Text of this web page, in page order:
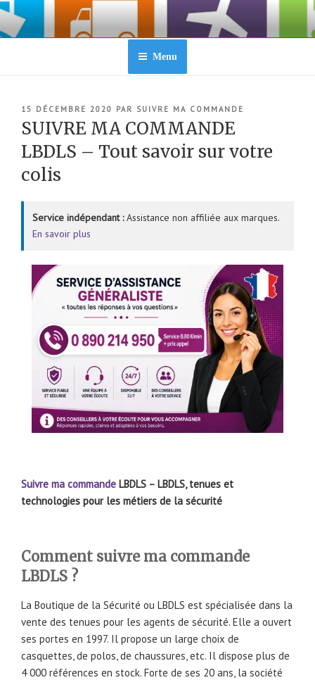
Aller
contenu
Menu
PUBLIÉ
LE
15 DÉCEMBRE 2020 PAR SUIVRE MA COMMANDE
SUIVRE MA COMMANDE
LBDLS – Tout savoir sur votre
colis
Service indépendant :Assistance non affiliée aux marques.
En savoir plus
Suivre ma commande LBDLS – LBDLS, tenues et
technologies pour les métiers de la sécurité
Comment suivre ma commande
LBDLS ?
La Boutique de la Sécurité ou LBDLS est spécialisée dans la
vente des tenues pour les agents de sécurité. Elle a ouvert
ses portes en 1997. Il propose un large choix de
casquettes, de polos, de chaussures, etc. Il dispose plus de
4 000 références en stock. Forte de ses 20 ans, la société